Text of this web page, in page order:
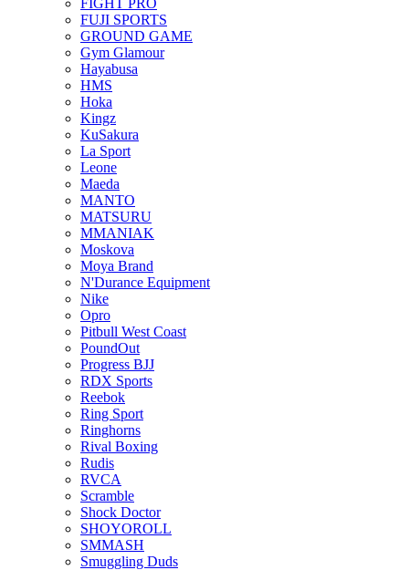
FIGHT PRO
FUJI SPORTS
GROUND GAME
Gym Glamour
Hayabusa
HMS
Hoka
Kingz
KuSakura
La Sport
Leone
Maeda
MANTO
MATSURU
MMANIAK
Moskova
Moya Brand
N'Durance Equipment
Nike
Opro
Pitbull West Coast
PoundOut
Progress BJJ
RDX Sports
Reebok
Ring Sport
Ringhorns
Rival Boxing
Rudis
RVCA
Scramble
Shock Doctor
SHOYOROLL
SMMASH
Smuggling Duds